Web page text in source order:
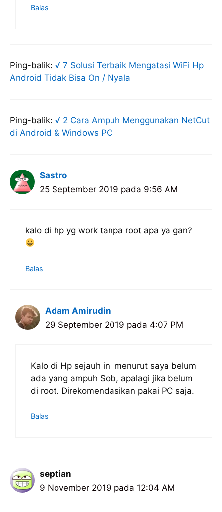
Balas
Ping-balik: √ 7 Solusi Terbaik Mengatasi WiFi Hp
Android Tidak Bisa On / Nyala
Ping-balik: √ 2 Cara Ampuh Menggunakan NetCut
di Android & Windows PC
Sastro
25 September 2019 pada 9:56 AM
kalo di hp yg work tanpa root apa ya gan?
Balas
Adam Amirudin
29 September 2019 pada 4:07 PM
Kalo di Hp sejauh ini menurut saya belum
ada yang ampuh Sob, apalagi jika belum
di root. Direkomendasikan pakai PC saja.
Balas
septian
9 November 2019 pada 12:04 AM